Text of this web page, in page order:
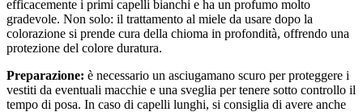
efficacemente i primi capelli bianchi e ha un profumo molto
gradevole. Non solo: il trattamento al miele da usare dopo la
colorazione si prende cura della chioma in profondità, offrendo una
protezione del colore duratura.
Preparazione: è necessario un asciugamano scuro per proteggere i
vestiti da eventuali macchie e una sveglia per tenere sotto controllo il
tempo di posa. In caso di capelli lunghi, si consiglia di avere anche